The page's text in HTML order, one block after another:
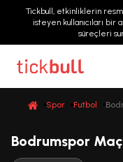
Tickbull, etkinliklerin resmi
isteyen kullanıcıları bir
süreçleri
Spor Futbol
Bodrumspor